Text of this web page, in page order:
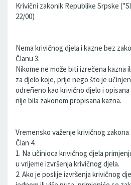
Krivični zakonik Republike Srpske
22/00)
Nema krivičnog djela i kazne bez
Članu 3.
Nikome ne može biti izrečena kazna
za djelo koje, prije nego što je
odreñeno kao krivično djelo i
nije bila zakonom propisana kazna.
Vremensko važenje krivičnog zakona
Član 4.
1. Na učinioca krivičnog djela
u vrijeme izvršenja krivičnog djela.
2. Ako je poslije izvršenja krivičnog